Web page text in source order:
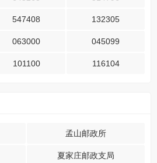
547408 132305
063000 045099
101100 116104
孟山邮政所
夏家庄邮政支局